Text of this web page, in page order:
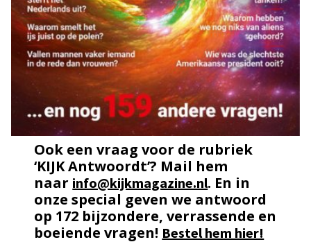
Ook een vraag voor de rubriek
‘KIJK Antwoordt’? Mail hem
naar info@kijkmagazine.nl. En in
onze special geven we antwoord
op 172 bijzondere, verrassende en
boeiende vragen! Bestel hem hier!